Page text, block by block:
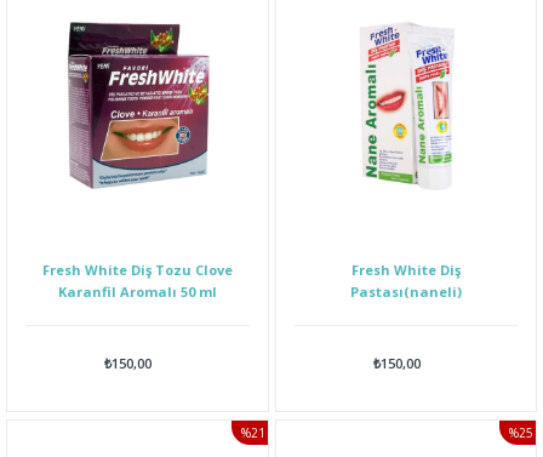
Fresh White Diş Tozu Clove
Karanfil Aromalı 50 ml
₺150,00
Fresh White Diş
Pastası(naneli)
₺150,00
%21
%25